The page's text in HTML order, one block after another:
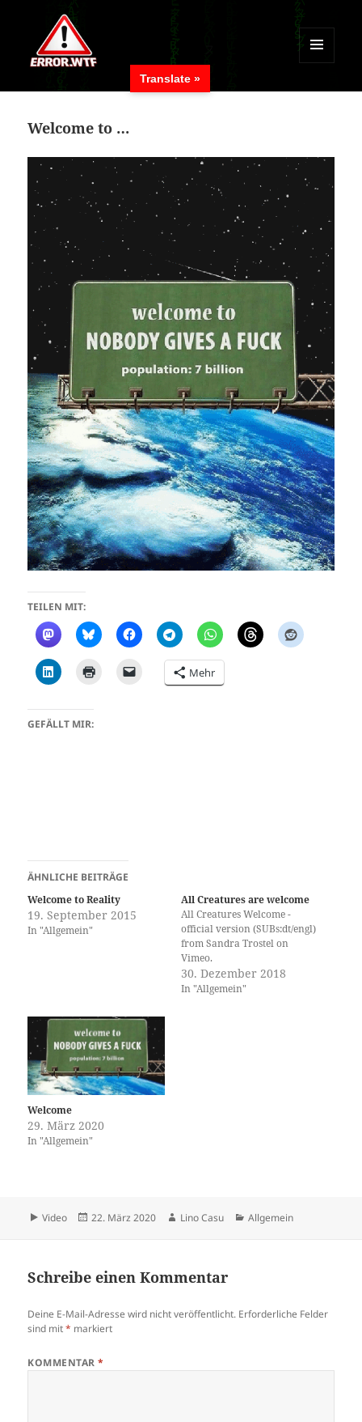
MENÜ
WIDGETS
Welcome to …
TEILEN MIT:
Mehr
GEFÄLLT MIR:
ÄHNLICHE BEITRÄGE
Welcome to Reality
19. September 2015
In "Allgemein"
All Creatures are welcome
All Creatures Welcome -
official version (SUBs:dt/engl)
from Sandra Trostel on
Vimeo.
30. Dezember 2018
In "Allgemein"
Welcome
29. März 2020
In "Allgemein"
Format
Video
Veröffentlicht
22. März 2020 Autor
Lino Casu Kategorien
Allgemein
Schreibe einen Kommentar
Deine E-Mail-Adresse wird nicht veröffentlicht. Erforderliche Felder
sind mit* markiert
KOMMENTAR*
Translate »